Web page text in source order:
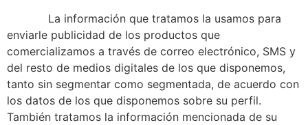
La información que tratamos la usamos para
enviarle publicidad de los productos que
comercializamos a través de correo electrónico, SMS y
del resto de medios digitales de los que disponemos,
tanto sin segmentar como segmentada, de acuerdo con
los datos de los que disponemos sobre su perfil.
También tratamos la información mencionada de su